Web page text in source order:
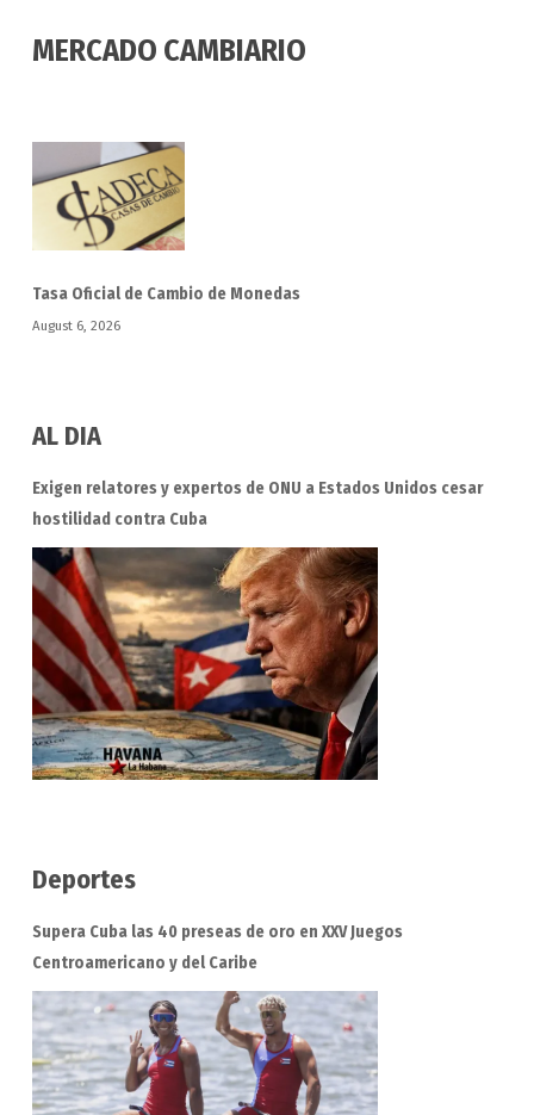
MERCADO CAMBIARIO
Tasa Oficial de Cambio de Monedas
August 6, 2026
AL DIA
Exigen relatores y expertos de ONU a Estados Unidos cesar
hostilidad contra Cuba
Deportes
Supera Cuba las 40 preseas de oro en XXV Juegos
Centroamericano y del Caribe